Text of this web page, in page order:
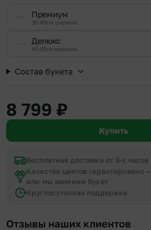
Премиум
35-45см ширина
Делюкс
45-55см ширина
Состав букета
8 799 ₽
Купить
Бесплатная доставка от 3-х часов
Качество цветов гарантировано —
или мы заменим букет
Круглосуточная поддержка
Отзывы наших клиентов